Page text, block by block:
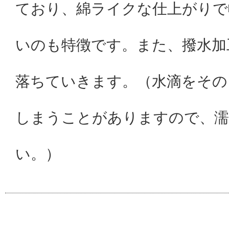
ており、綿ライクな仕上がり
いのも特徴です。また、撥水
落ちていきます。（水滴をそ
しまうことがありますので、
い。）